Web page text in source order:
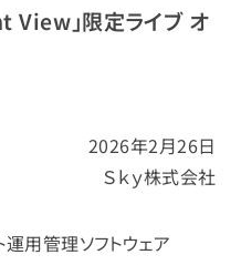
View」限定ライブ オ
2026年2月26日
Ｓｋｙ株式会社
運用管理ソフトウェア